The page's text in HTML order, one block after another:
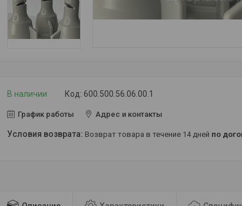
В наличии Код: 600.500.56.06.00.1
График работы Адрес и контакты
возврат товара в течение 14 дней по